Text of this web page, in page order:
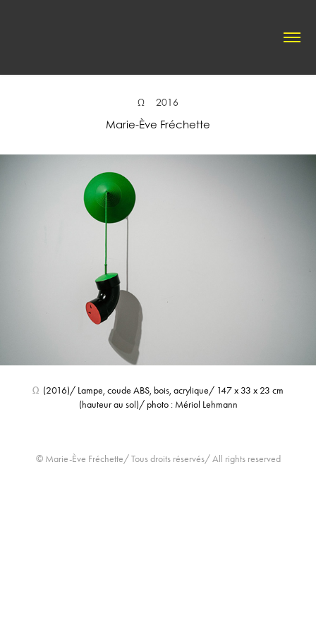
Ω    2016
Marie-Ève Fréchette
Ω (2016)/ Lampe, coude ABS, bois, acrylique/ 147 x 33 x 23 cm
(hauteur au sol)/ photo : Mériol Lehmann
© Marie-Ève Fréchette/ Tous droits réservés/ All rights reserved